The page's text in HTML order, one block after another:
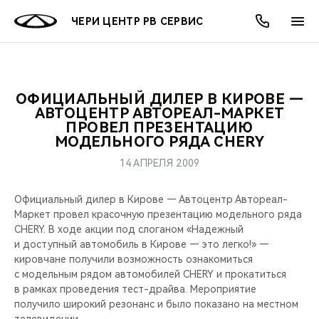
ЧЕРИ ЦЕНТР РВ СЕРВИС
МОДЕЛИ
ВСЕ МОДЕЛИ
СЕДАНЫ
НОВИНКИ
ПОКУПАТЕЛЯМ
ВЫБОР И ПОКУПКА
ВЛАДЕЛЬЦАМ
ПОДДЕРЖКА
CHERY CONNECT
МИР CHERY
АКСЕССУАРЫ
CHERY В СОЦСЕТЯХ
ЛЮДИ CHERY
АКЦИИ
ВЫГОДЫ И АКЦИИ
ОНЛАЙН СЕРВИСЫ
ВЫБОР И ПОКУПКА
О КОМПАНИИ
ОФИЦИАЛЬНЫЙ ДИЛЕР В КИРОВЕ —
АВТОЦЕНТР АВТОРЕАЛ-МАРКЕТ
ПРОВЕЛ ПРЕЗЕНТАЦИЮ
МОДЕЛЬНОГО РЯДА CHERY
14 АПРЕЛЯ 2009
Официальный дилер в Кирове — Автоцентр Автореал-
Маркет провел красочную презентацию модельного ряда
CHERY. В ходе акции под слоганом «Надежный
и доступный автомобиль в Кирове — это легко!» —
кировчане получили возможность ознакомиться
с модельным рядом автомобилей CHERY и прокатиться
в рамках проведения тест-драйва. Мероприятие
получило широкий резонанс и было показано на местном